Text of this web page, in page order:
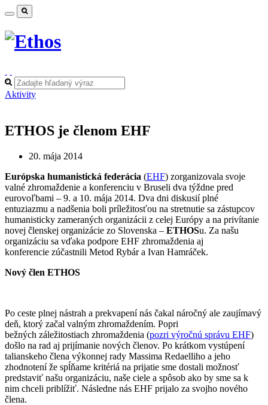
Aktivity
ETHOS je členom EHF
20. mája 2014
Európska humanistická federácia (EHF) zorganizovala svoje
valné zhromaždenie a konferenciu v Bruseli dva týždne pred
eurovoľbami – 9. a 10. mája 2014. Dva dni diskusií plné
entuziazmu a nadšenia boli príležitosťou na stretnutie sa zástupcov
humanisticky zameraných organizácii z celej Európy a na privítanie
novej členskej organizácie zo Slovenska – ETHOSu. Za našu
organizáciu sa vďaka podpore EHF zhromaždenia aj
konferencie zúčastnili Metod Rybár a Ivan Hamráček.
Nový člen ETHOS
Po ceste plnej nástrah a prekvapení nás čakal náročný ale zaujímavý
deň, ktorý začal valným zhromaždením. Popri
bežných záležitostiach zhromaždenia (pozri výročnú správu EHF)
došlo na rad aj prijímanie nových členov. Po krátkom vystúpení
talianskeho člena výkonnej rady Massima Redaelliho a jeho
zhodnotení že spĺňame kritériá na prijatie sme dostali možnosť
predstaviť našu organizáciu, naše ciele a spôsob ako by sme sa k
nim chceli priblížiť. Následne nás EHF prijalo za svojho nového
člena.